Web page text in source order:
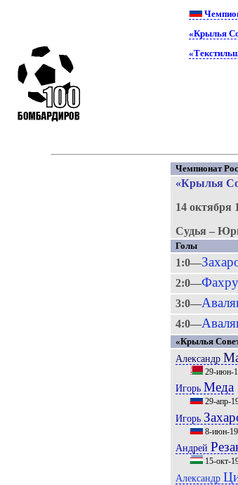
«Крылья
Чемпионат
«Крылья
14 октября
Судья –
Голы
1:0—
2:0—
3:0—
4:0—
«Крылья
Александр
29-июн-
ИгорьМеда
29-апр-
Игорь
8-июн-
Андрей
15-окт-
Александр